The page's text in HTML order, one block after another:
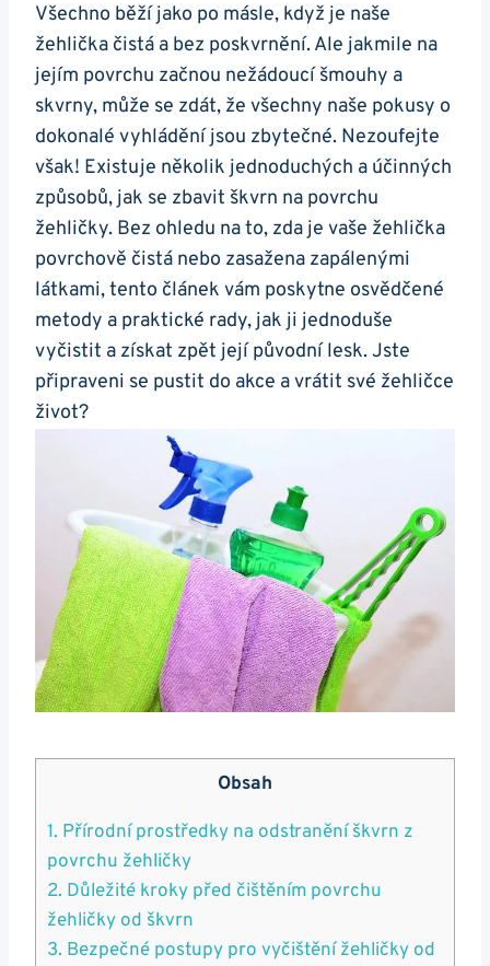
Všechno běží‌ jako⁢ po másle, ⁤když je naše
žehlička čistá a bez‍ poskvrnění. Ale jakmile na
jejím⁤ povrchu začnou nežádoucí šmouhy a
skvrny, může ‌se zdát,⁢ že všechny naše pokusy o
dokonalé vyhládění‍ jsou‍ zbytečné. Nezoufejte
však! Existuje ⁣několik jednoduchých ​a ‌účinných‍
způsobů, ‍jak se‍ zbavit škvrn na povrchu
žehličky. Bez ohledu na ‍to, zda je⁢ vaše ⁢žehlička
povrchově čistá nebo zasažena zapálenými
látkami, tento článek vám poskytne osvědčené​
metody​ a praktické rady, jak ⁢ji jednoduše
vyčistit a získat‍ zpět její původní ​lesk. Jste⁢
připraveni se pustit do akce a vrátit ⁤své žehličce
život?
Obsah
1. ⁢Přírodní prostředky na odstranění škvrn z
povrchu žehličky
2. Důležité ‍kroky před‌ čištěním povrchu
žehličky od škvrn
3. Bezpečné postupy pro vyčištění žehličky⁢ od⁣